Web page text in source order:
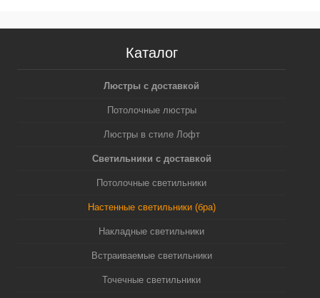
Каталог
Люстры с доставкой
Потолочные люстры
Люстры в стиле Лофт
Светильники с доставкой
Потолочные светильники
Настенные светильники (бра)
Накладные светильники
Встраиваемые светильники
Точечные светильники